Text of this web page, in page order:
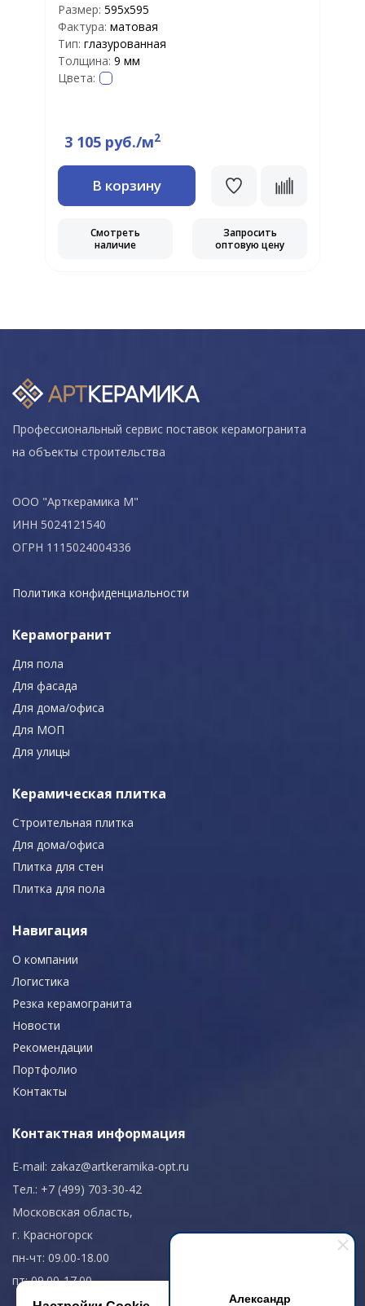
Александр
Размер: 595x595
Фактура: матовая
Тип: глазурованная
Толщина: 9 мм
Цвета:
3 105 руб./м2
В корзину
Смотреть
наличие
Запросить
оптовую цену
Профессиональный сервис поставок керамогранита
на объекты строительства
ООО "Арткерамика М"
ИНН 5024121540
ОГРН 1115024004336
Политика конфиденциальности
Керамогранит
Для пола
Для фасада
Для дома/офиса
Для МОП
Для улицы
Керамическая плитка
Строительная плитка
Для дома/офиса
Плитка для стен
Плитка для пола
Навигация
О компании
Логистика
Резка керамогранита
Новости
Рекомендации
Портфолио
Контакты
Контактная информация
E-mail: zakaz@artkeramika-opt.ru
Тел.: +7 (499) 703-30-42
Московская область,
г. Красногорск
пн-чт: 09.00-18.00
пт: 09.00-17.00